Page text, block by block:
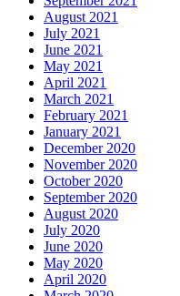
August 2021
July 2021
June 2021
May 2021
April 2021
March 2021
February 2021
January 2021
December 2020
November 2020
October 2020
September 2020
August 2020
July 2020
June 2020
May 2020
April 2020